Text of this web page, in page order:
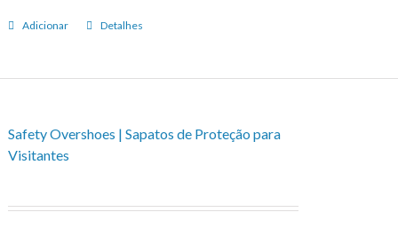
Adicionar Detalhes
Safety Overshoes | Sapatos de Proteção para
Visitantes